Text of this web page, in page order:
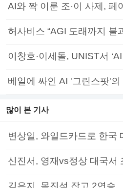
AI와 짝 이룬 조·이 사제, 페
허사비스 “AGI 도래까지 불
이창호·이세돌, UNIST서
베일에 싸인 AI '그린스팟'
많이 본 기사
변상일, 와일드카드로 한국
신진서, 영재vs정상 대국서
김은지, 목진석 잡고 2연승